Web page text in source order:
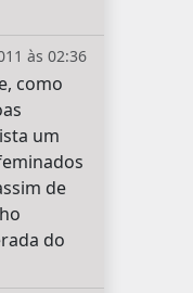
às 02:36
como
um
de
do